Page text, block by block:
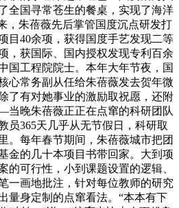
全国寻常苍生的餐桌，实现了海洋
，朱蓓薇先后掌管国度沉点研发打
目40余项，获得国度手艺发现二等
，获国际、国内授权发现专利百余
国工程院院士。本年大年节夜，国
心常务副从任给朱蓓薇发去贺年微
了有对她事业的激励取祝愿，还附
当晚朱蓓薇正正在点窜的科研团队
员365天几乎从无节假日，科研取
。每年春节期间，朱蓓薇城市把团
金的几十本项目书带回家。大到项
的可行性，小到课题设置的逻辑、
一画地批注，针对每位教师的研究
量身定制的点窜看法。“本本有下